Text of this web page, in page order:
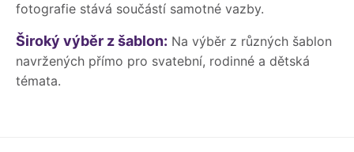
fotografie stává součástí samotné vazby.
Široký výběr z šablon: Na výběr z různých šablon
navržených přímo pro svatební, rodinné a dětská
témata.